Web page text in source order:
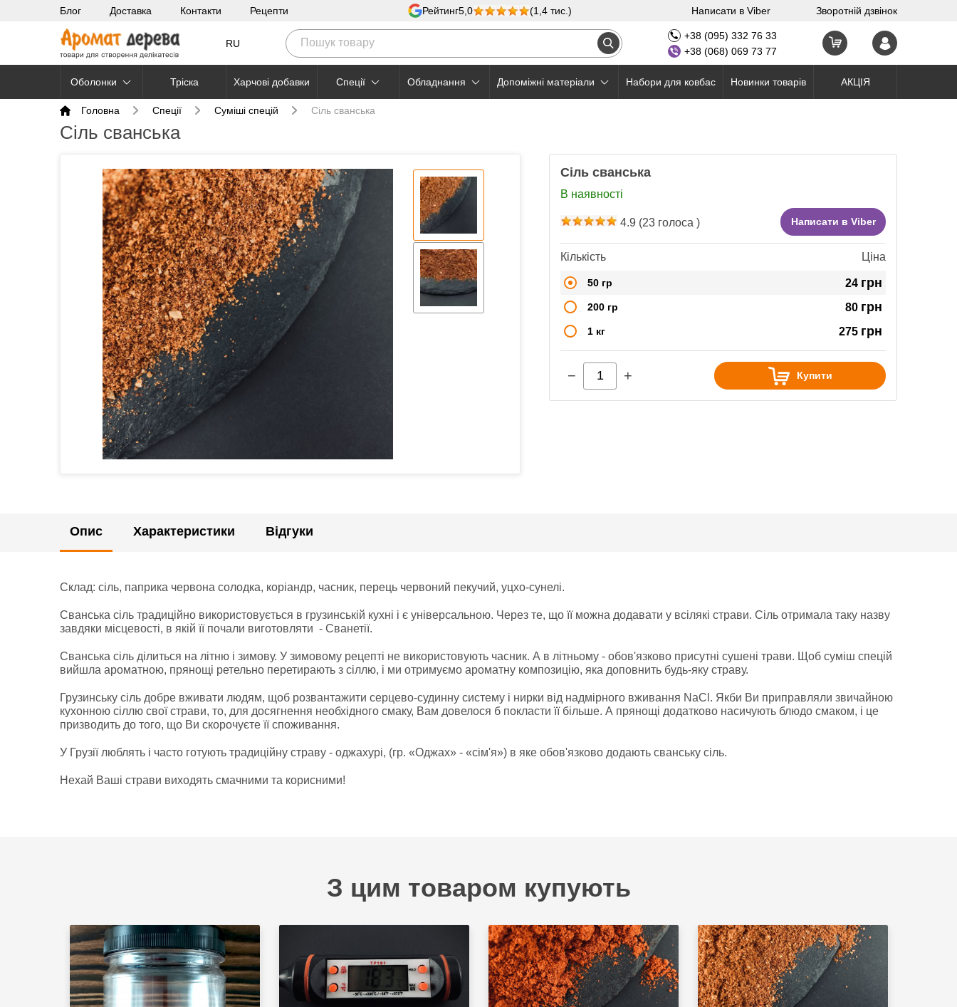
Блог Доставка Контакти Рецепти Рейтинг5,0 (1,4 тис.) Написати в Viber Зворотній дзвінок
RU
+38 (095) 332 76 33
+38 (068) 069 73 77
Оболонки Тріска Харчові добавки Cпеції Обладнання Допоміжні матеріали Набори для ковбас Новинки товарів АКЦІЯ
Головна Cпеції Суміші спецій Сіль сванська
Сіль сванська
Сіль сванська
В наявності
4.9 (23 голоса ) Написати в Viber
Кількість Ціна
50 гр 24 грн
200 гр 80 грн
1 кг 275 грн
− + Купити
Опис Характеристики Відгуки
Склад: сіль, паприка червона солодка, коріандр, часник, перець червоний пекучий, уцхо-сунелі.
Сванська сіль традиційно використовується в грузинській кухні і є універсальною. Через те, що її можна додавати у всілякі страви. Сіль отримала таку назву
завдяки місцевості, в якій її почали виготовляти - Сванетії.
Сванська сіль ділиться на літню і зимову. У зимовому рецепті не використовують часник. А в літньому - обов'язково присутні сушені трави. Щоб суміш спецій
вийшла ароматною, прянощі ретельно перетирають з сіллю, і ми отримуємо ароматну композицію, яка доповнить будь-яку страву.
Грузинську сіль добре вживати людям, щоб розвантажити серцево-судинну систему і нирки від надмірного вживання NaCl. Якби Ви приправляли звичайною
кухонною сіллю свої страви, то, для досягнення необхідного смаку, Вам довелося б покласти її більше. А прянощі додатково насичують блюдо смаком, і це
призводить до того, що Ви скорочуєте її споживання.
У Грузії люблять і часто готують традиційну страву - оджахурі, (гр. «Оджах» - «сім'я») в яке обов'язково додають сванську сіль.
Нехай Ваші страви виходять смачними та корисними!
З цим товаром купують